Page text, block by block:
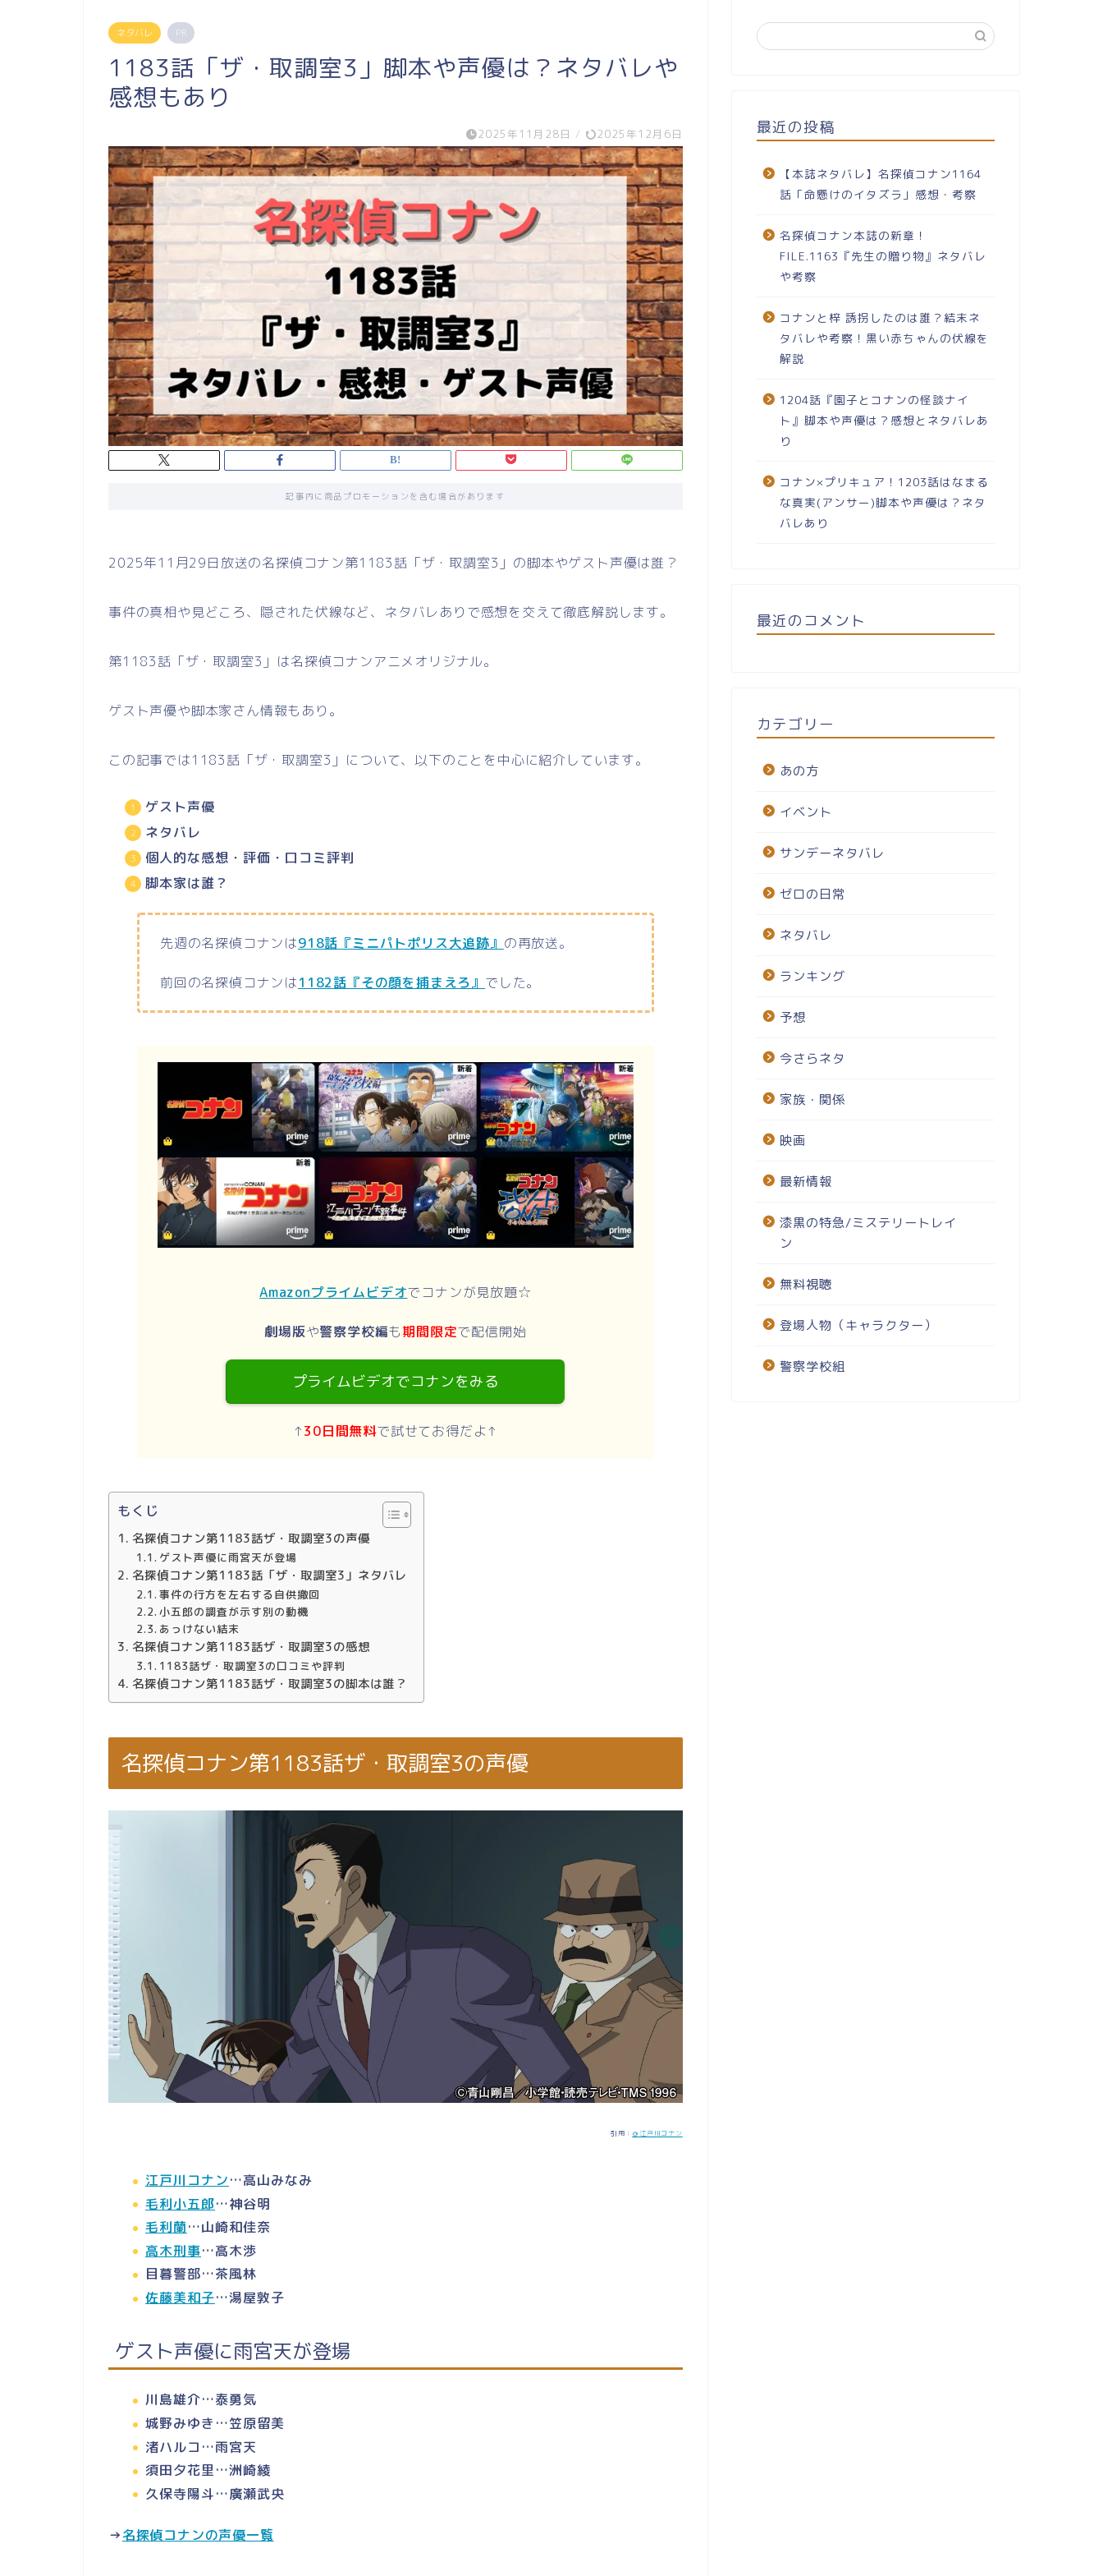
ネタバレ PR
1183話「ザ・取調室3」脚本や声優は？ネタバレや
感想もあり
2025年11月28日 / 2025年12月6日
記事内に商品プロモーションを含む場合があります
2025年11月29日放送の名探偵コナン第1183話「ザ・取調室3」の脚本やゲスト声優は誰？
事件の真相や見どころ、隠された伏線など、ネタバレありで感想を交えて徹底解説します。
第1183話「ザ・取調室3」は名探偵コナンアニメオリジナル。
ゲスト声優や脚本家さん情報もあり。
この記事では1183話「ザ・取調室3」について、以下のことを中心に紹介しています。
ゲスト声優
ネタバレ
個人的な感想・評価・口コミ評判
脚本家は誰？
先週の名探偵コナンは918話『ミニパトポリス大追跡』 の再放送。
前回の名探偵コナンは1182話『その顔を捕まえろ』 でした。
Amazonプライムビデオでコナンが見放題☆
劇場版や警察学校編も期間限定で配信開始
プライムビデオでコナンをみる
↑30日間無料で試せてお得だよ↑
もくじ
名探偵コナン第1183話ザ・取調室3の声優
ゲスト声優に雨宮天が登場
名探偵コナン第1183話「ザ・取調室3」ネタバレ
事件の行方を左右する自供撤回
小五郎の調査が示す別の動機
あっけない結末
名探偵コナン第1183話ザ・取調室3の感想
1183話ザ・取調室3の口コミや評判
名探偵コナン第1183話ザ・取調室3の脚本は誰？
名探偵コナン第1183話ザ・取調室3の声優
引用： ＠江戸川コナン
江戸川コナン…高山みなみ
毛利小五郎…神谷明
毛利蘭…山崎和佳奈
高木刑事…高木渉
目暮警部…茶風林
佐藤美和子…湯屋敦子
ゲスト声優に雨宮天が登場
川島雄介…泰勇気
城野みゆき…笠原留美
渚ハルコ…雨宮天
須田夕花里…洲崎綾
久保寺陽斗…廣瀬武央
→名探偵コナンの声優一覧
最近の投稿
【本誌ネタバレ】名探偵コナン1164
話「命懸けのイタズラ」感想・考察
名探偵コナン本誌の新章！
FILE.1163『先生の贈り物』ネタバレ
や考察
コナンと梓 誘拐したのは誰？結末ネ
タバレや考察！黒い赤ちゃんの伏線を
解説
1204話『園子とコナンの怪談ナイ
ト』脚本や声優は？感想とネタバレあ
り
コナン×プリキュア！1203話はなまる
な真実(アンサー)脚本や声優は？ネタ
バレあり
最近のコメント
カテゴリー
あの方
イベント
サンデーネタバレ
ゼロの日常
ネタバレ
ランキング
予想
今さらネタ
家族・関係
映画
最新情報
漆黒の特急/ミステリートレイ
ン
無料視聴
登場人物（キャラクター）
警察学校組